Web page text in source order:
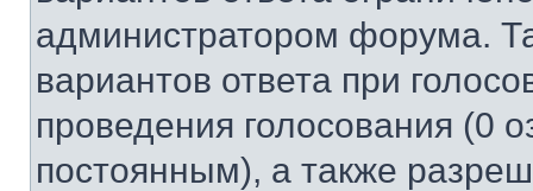
администратором форума.
вариантов ответа при
проведения голосования (0
постоянным), а также